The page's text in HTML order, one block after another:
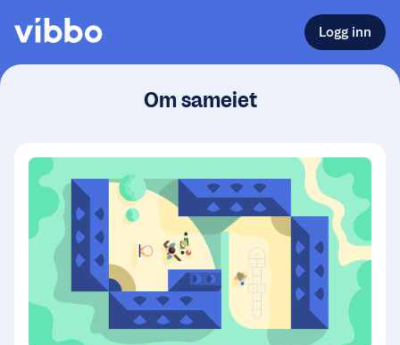
Logg inn
Om sameiet